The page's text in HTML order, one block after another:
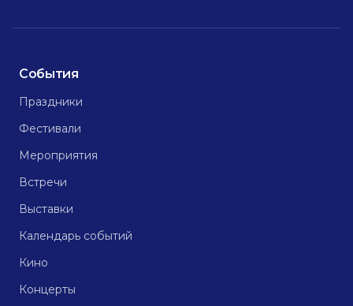
События
Праздники
Фестивали
Мероприятия
Встречи
Выставки
Календарь событий
Кино
Концерты